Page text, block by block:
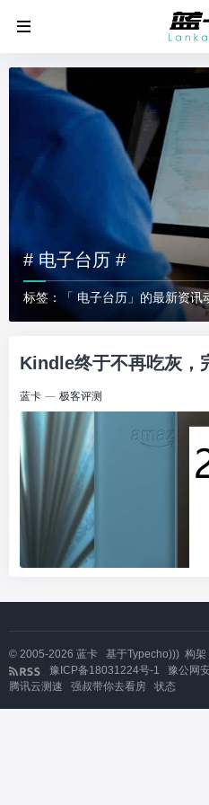
# 电子台历 #
标签：「 电子台历」的最新资讯
Kindle终于不再吃灰，
蓝卡 — 极客评测
© 2005-2026 蓝卡 基于Typecho))) 构架
豫ICP备18031224号-1
豫公网
腾讯云测速
强叔带你去看房 状态